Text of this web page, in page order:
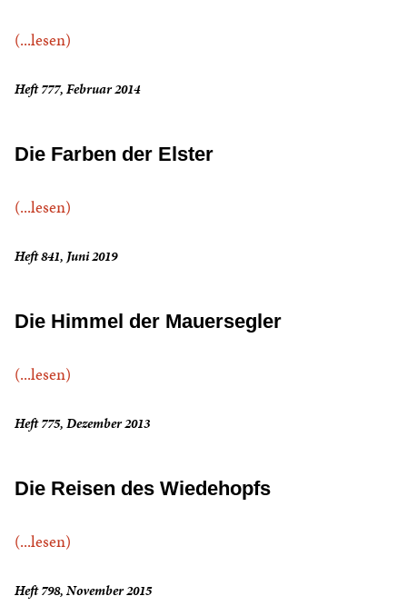
(...lesen)
Heft 777, Februar 2014
Die Farben der Elster
(...lesen)
Heft 841, Juni 2019
Die Himmel der Mauersegler
(...lesen)
Heft 775, Dezember 2013
Die Reisen des Wiedehopfs
(...lesen)
Heft 798, November 2015